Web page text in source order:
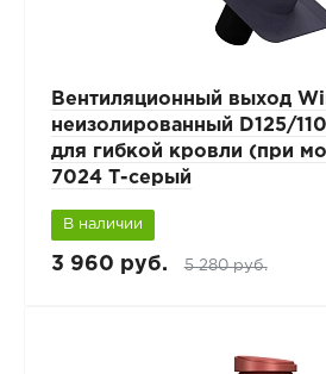
Вентиляционный выход
неизолированный D125/
для гибкой кровли (при
7024 Т-серый
В наличии
3 960 руб. 5 280 руб.